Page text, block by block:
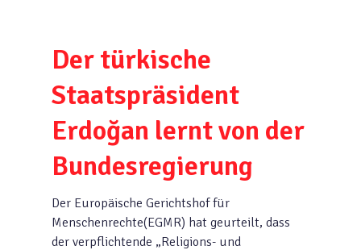
Der türkische
Staatspräsident
Erdoğan lernt von der
Bundesregierung
Der Europäische Gerichtshof für
Menschenrechte(EGMR) hat geurteilt, dass
der verpflichtende „Religions- und